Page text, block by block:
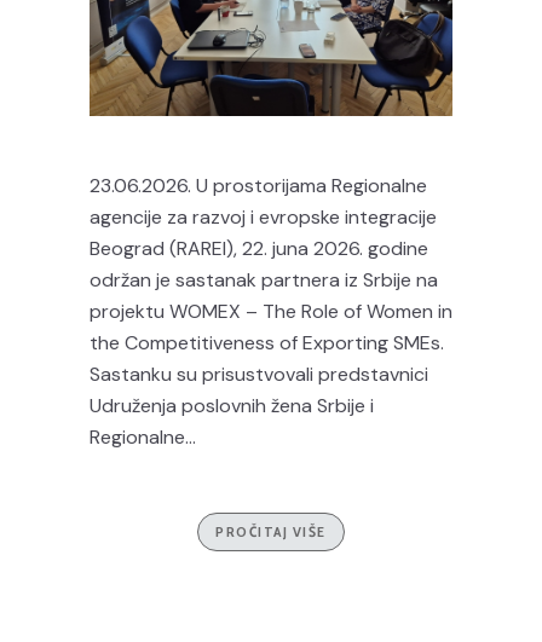
23.06.2026. U prostorijama Regionalne
agencije za razvoj i evropske integracije
Beograd (RAREI), 22. juna 2026. godine
održan je sastanak partnera iz Srbije na
projektu WOMEX – The Role of Women in
the Competitiveness of Exporting SMEs.
Sastanku su prisustvovali predstavnici
Udruženja poslovnih žena Srbije i
Regionalne...
PROČITAJ VIŠE